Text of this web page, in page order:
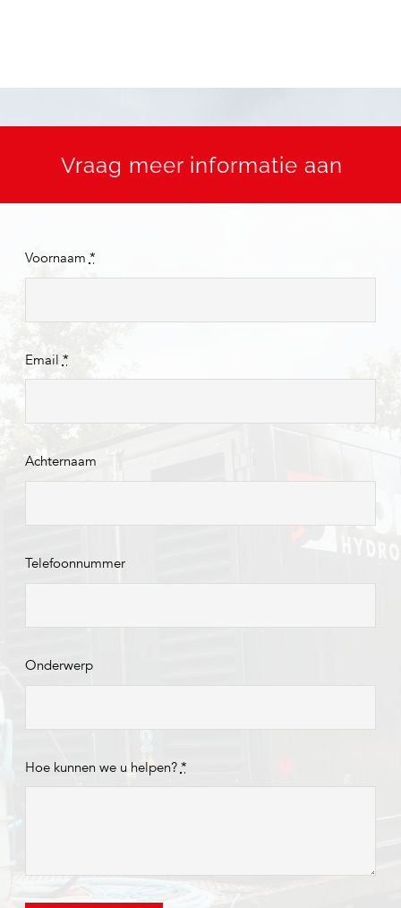
Vraag meer informatie aan
Voornaam *
Email *
Achternaam
Telefoonnummer
Onderwerp
Hoe kunnen we u helpen? *